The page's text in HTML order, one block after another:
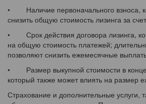
• Наличие первоначального взноса,
снизить общую стоимость лизинга за
• Срок действия договора лизинга,
на общую стоимость платежей;
позволяют снизить ежемесячные
• Размер выкупной стоимости в конце
который также может влиять на размер
Страхование и дополнительные услуги,